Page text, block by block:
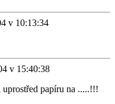
v 10:13:34
v 15:40:38
papíru na .....!!!